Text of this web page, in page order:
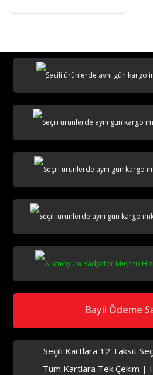
Bayii Ödeme
Seçili Kartlara 12 Taksit
Tüm Kartlara Tek Çekim |